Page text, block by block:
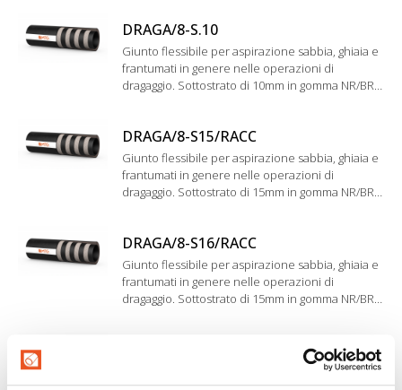
DRAGA/8-S.10
Giunto flessibile per aspirazione sabbia, ghiaia e
frantumati in genere nelle operazioni di
dragaggio. Sottostrato di 10mm in gomma NR/BR
DRAGA/8-S15/RACC
Giunto flessibile per aspirazione sabbia, ghiaia e
frantumati in genere nelle operazioni di
dragaggio. Sottostrato di 15mm in gomma NR/BR
DRAGA/8-S16/RACC
Giunto flessibile per aspirazione sabbia, ghiaia e
frantumati in genere nelle operazioni di
dragaggio. Sottostrato di 15mm in gomma NR/BR
Giunto flessibile per aspirazione sabbia, ghiaia e